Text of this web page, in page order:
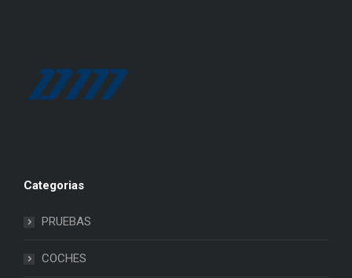
Categorias
PRUEBAS
COCHES